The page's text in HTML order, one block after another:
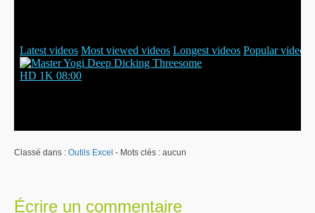
Classé dans : Outils Excel - Mots clés : aucun
Écrire un commentaire